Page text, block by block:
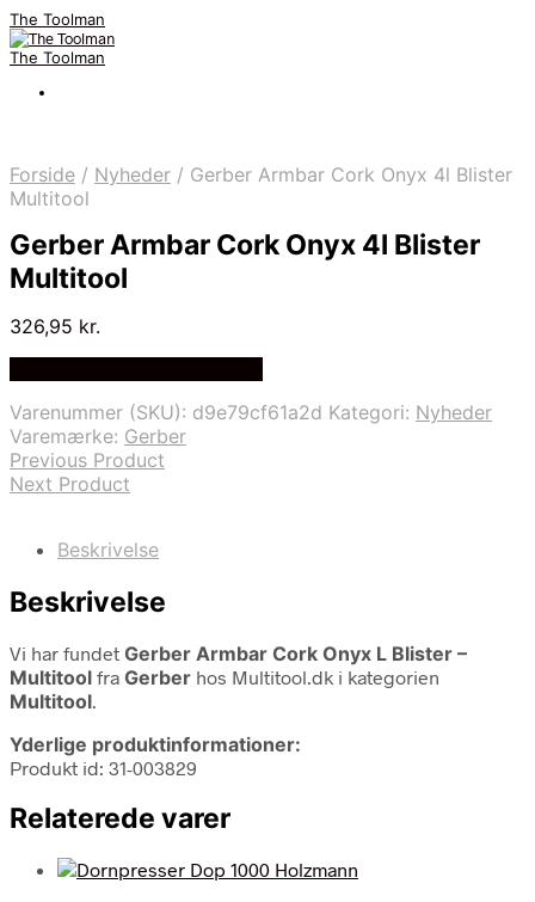
The Toolman
The Toolman
Forside / Nyheder / Gerber Armbar Cork Onyx 4l Blister
Multitool
Gerber Armbar Cork Onyx 4l Blister
Multitool
326,95 kr.
Varenummer (SKU): d9e79cf61a2d Kategori: Nyheder
Varemærke: Gerber
Previous Product
Next Product
Beskrivelse
Beskrivelse
Vi har fundet Gerber Armbar Cork Onyx L Blister –
Multitool fra Gerber hos Multitool.dk i kategorien
Multitool.
Yderlige produktinformationer:
Produkt id: 31-003829
Relaterede varer